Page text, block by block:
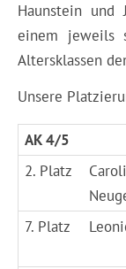
Haunstein
einem jeweils
Altersklassen
Unsere
AK 4/5
2. Platz
7. Platz